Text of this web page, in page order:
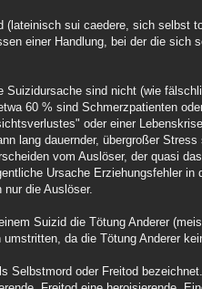
(lateinisch sui caedere, sich selbst
einer Handlung, bei der die sich
Suizidursache sind nicht (wie
60 % sind Schmerzpatienten
oder einer
lang dauernder, übergroßer
vom Auslöser, der quasi
Ursache Erziehungsfehler
die Auslöser.
Suizid die Tötung Anderer
da die Tötung Anderer
Selbstmord oder Freitod